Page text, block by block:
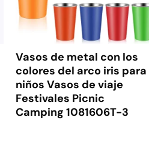
Vasos de metal con los
colores del arco iris para
niños Vasos de viaje
Festivales Picnic
Camping 1081606T-3